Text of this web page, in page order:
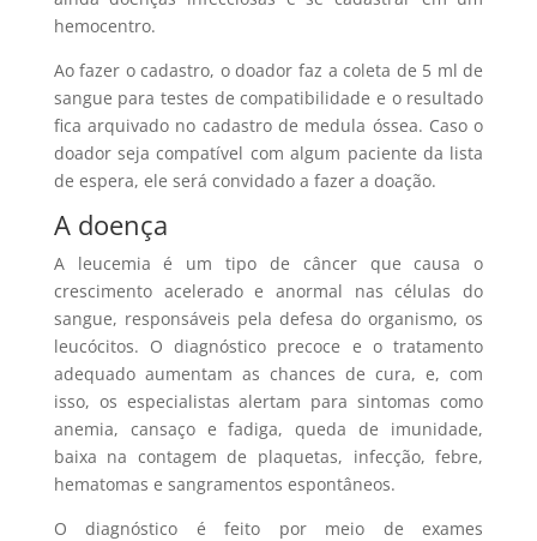
hemocentro.
Ao fazer o cadastro, o doador faz a coleta de 5 ml de
sangue para testes de compatibilidade e o resultado
fica arquivado no cadastro de medula óssea. Caso o
doador seja compatível com algum paciente da lista
de espera, ele será convidado a fazer a doação.
A doença
A leucemia é um tipo de câncer que causa o
crescimento acelerado e anormal nas células do
sangue, responsáveis pela defesa do organismo, os
leucócitos. O diagnóstico precoce e o tratamento
adequado aumentam as chances de cura, e, com
isso, os especialistas alertam para sintomas como
anemia, cansaço e fadiga, queda de imunidade,
baixa na contagem de plaquetas, infecção, febre,
hematomas e sangramentos espontâneos.
O diagnóstico é feito por meio de exames